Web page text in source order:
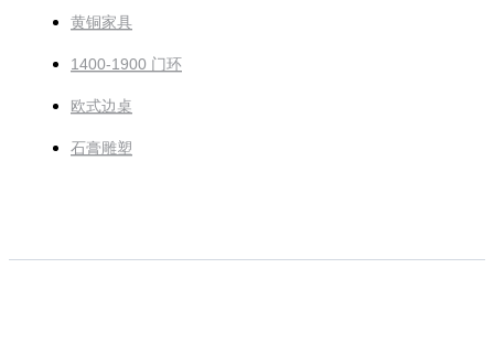
黄铜家具
1400-1900 门环
欧式边桌
石膏雕塑